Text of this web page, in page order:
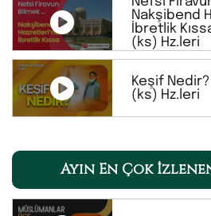
Nakşibend
İbretlik
(ks) Hz.leri
Keşif
(ks) Hz.leri
Ayın En Çok